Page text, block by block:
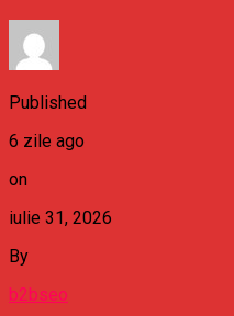
Published
6 zile ago
on
iulie 31, 2026
By
b2bseo